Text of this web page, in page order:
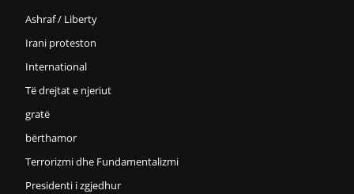
Ashraf / Liberty
Irani proteston
International
Të drejtat e njeriut
gratë
bërthamor
Terrorizmi dhe Fundamentalizmi
Presidenti i zgjedhur